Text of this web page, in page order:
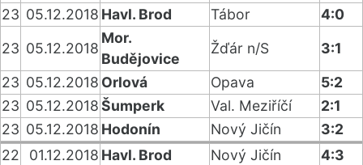
23 05.12.2018 Havl. Brod Tábor
4:0
23 05.12.2018
Mor.
Budějovice
Žďár n/S
3:1
23 05.12.2018 Orlová Opava
5:2
23 05.12.2018Šumperk Val. Meziříčí
2:1
23 05.12.2018 Hodonín Nový Jičín
3:2
22
01.12.2018 Havl. Brod Nový Jičín
4:3